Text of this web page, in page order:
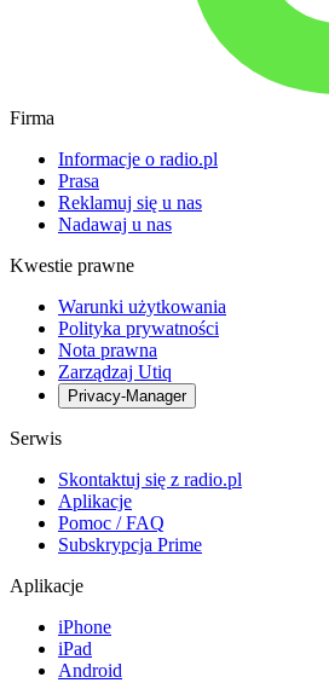
Firma
Informacje o radio.pl
Prasa
Reklamuj się u nas
Nadawaj u nas
Kwestie prawne
Warunki użytkowania
Polityka prywatności
Nota prawna
Zarządzaj Utiq
Privacy-Manager
Serwis
Skontaktuj się z radio.pl
Aplikacje
Pomoc / FAQ
Subskrypcja Prime
Aplikacje
iPhone
iPad
Android